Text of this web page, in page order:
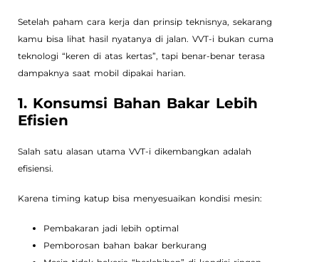
Setelah paham cara kerja dan prinsip teknisnya, sekarang
kamu bisa lihat hasil nyatanya di jalan. VVT-i bukan cuma
teknologi “keren di atas kertas”, tapi benar-benar terasa
dampaknya saat mobil dipakai harian.
1. Konsumsi Bahan Bakar Lebih
Efisien
Salah satu alasan utama VVT-i dikembangkan adalah
efisiensi.
Karena timing katup bisa menyesuaikan kondisi mesin:
Pembakaran jadi lebih optimal
Pemborosan bahan bakar berkurang